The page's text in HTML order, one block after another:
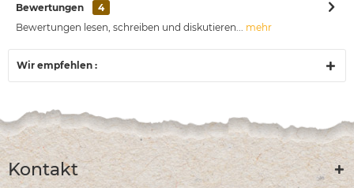
Bewertungen
4
Bewertungen lesen, schreiben und diskutieren...
mehr
Wir empfehlen :
Kontakt